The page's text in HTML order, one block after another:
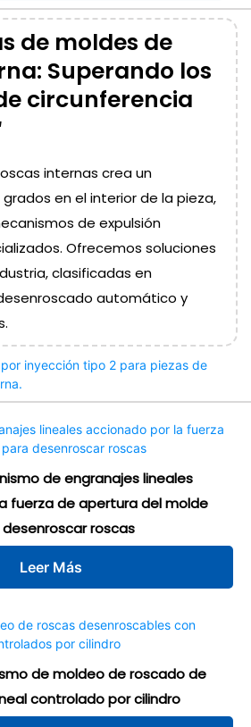
de moldes de
Superando los
circunferencia
internas crea un
en el interior de la pieza,
de expulsión
Ofrecemos soluciones
clasificadas en
automático y
de engranajes lineales
fuerza de apertura del molde
roscas
Leer Más
de moldeo de roscado de
controlado por cilindro